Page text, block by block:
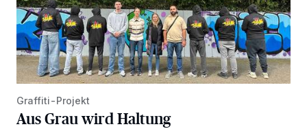
Graffiti-Projekt
Aus Grau wird Haltung